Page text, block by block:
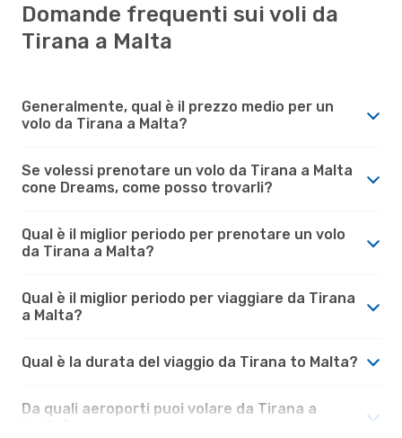
Domande frequenti sui voli da
Tirana a Malta
Generalmente, qual è il prezzo medio per un
volo da Tirana a Malta?
Se volessi prenotare un volo da Tirana a Malta
cone Dreams, come posso trovarli?
Qual è il miglior periodo per prenotare un volo
da Tirana a Malta?
Qual è il miglior periodo per viaggiare da Tirana
a Malta?
Qual è la durata del viaggio da Tirana to Malta?
Da quali aeroporti puoi volare da Tirana a